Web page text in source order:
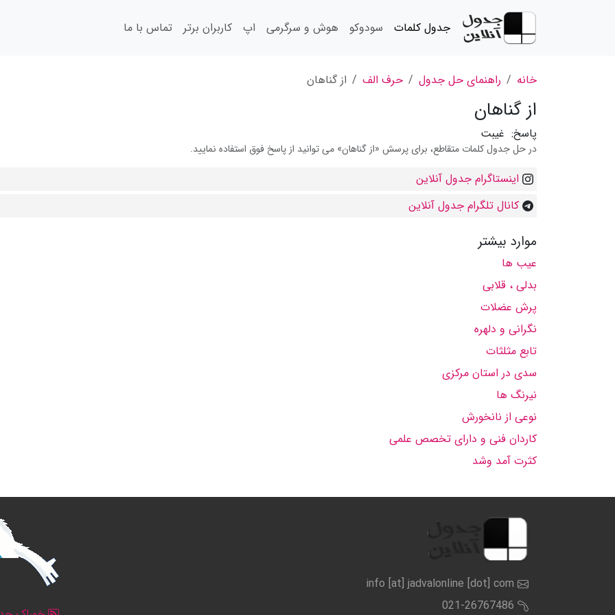
جدول کلمات سودوکو هوش و سرگرمی اپ کاربران برتر تماس با ما
خانه راهنمای حل جدول حرف الف از گناهان
از گناهان
پاسخ: غیبت
در حل جدول کلمات متقاطع، برای پرسش «از گناهان» می توانید از پاسخ فوق استفاده نمایید.
اینستاگرام جدول آنلاین
کانال تلگرام جدول آنلاین
موارد بیشتر
عیب ها
بدلی ، قلابی
پرش عضلات
نگرانی و دلهره
تابع مثلثات
سدی در استان مرکزی
نیرنگ ها
نوعی از نانخورش
کاردان فنی و دارای تخصص علمی
کثرت آمد وشد
info [at] jadvalonline [dot] com
021-26767486